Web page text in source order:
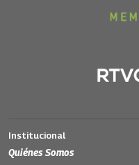
Institucional
Quiénes Somos